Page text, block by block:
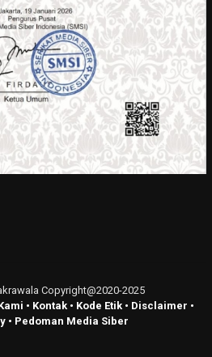
Copyright@2020-2025
• Kontak • Kode Etik • Disclaimer •
• Pedoman Media Siber